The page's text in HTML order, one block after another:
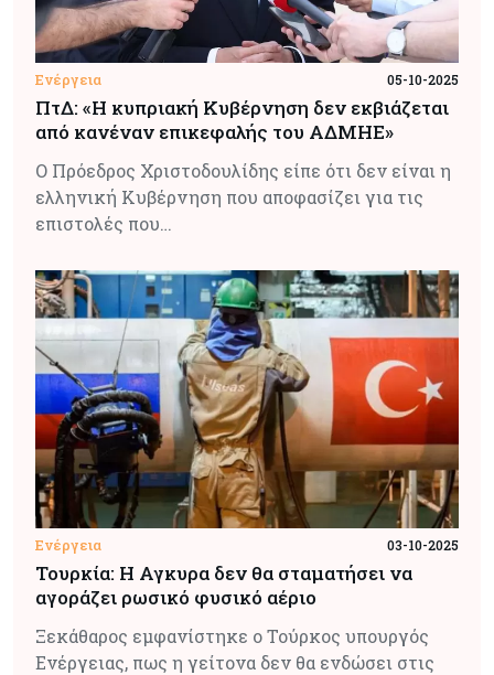
Ενέργεια 05-10-2025
ΠτΔ: «Η κυπριακή Κυβέρνηση δεν εκβιάζεται
από κανέναν επικεφαλής του ΑΔΜΗΕ»
Ο Πρόεδρος Χριστοδουλίδης είπε ότι δεν είναι η
ελληνική Κυβέρνηση που αποφασίζει για τις
επιστολές που…
Ενέργεια 03-10-2025
Τουρκία: Η Αγκυρα δεν θα σταματήσει να
αγοράζει ρωσικό φυσικό αέριο
Ξεκάθαρος εμφανίστηκε ο Τούρκος υπουργός
Ενέργειας, πως η γείτονα δεν θα ενδώσει στις